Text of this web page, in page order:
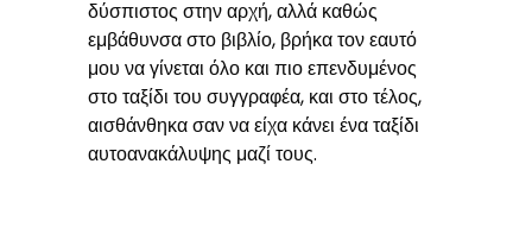
δύσπιστος στην αρχή, αλλά καθώς
εμβάθυνσα στο βιβλίο, βρήκα τον εαυτό
μου να γίνεται όλο και πιο επενδυμένος
στο ταξίδι του συγγραφέα, και στο τέλος,
αισθάνθηκα σαν να είχα κάνει ένα ταξίδι
αυτοανακάλυψης μαζί τους.